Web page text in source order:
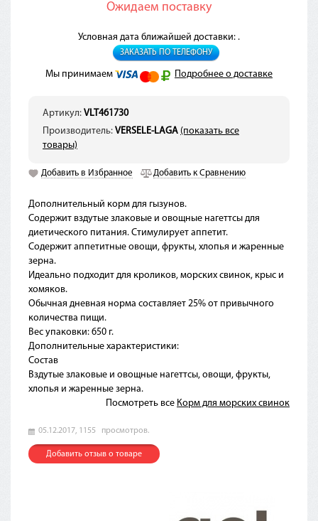
Ожидаем поставку
Условная дата ближайшей доставки: .
ЗАКАЗАТЬ ПО ТЕЛЕФОНУ
Мы принимаем Подробнее о доставке
Артикул: VLT461730
Производитель: VERSELE-LAGA (показать все
товары)
Добавить в Избранное Добавить к Сравнению
Дополнительный корм для гызунов.
Содержит вздутые злаковые и овощные нагеттсы для
диетического питания. Стимулирует аппетит.
Содержит аппетитные овощи, фрукты, хлопья и жаренные
зерна.
Идеально подходит для кроликов, морских свинок, крыс и
хомяков.
Обычная дневная норма составляет 25% от привычного
количества пищи.
Вес упаковки: 650 г.
Дополнительные характеристики:
Состав
Вздутые злаковые и овощные нагеттсы, овощи, фрукты,
хлопья и жаренные зерна.
Посмотреть все Корм для морских свинок
05.12.2017, 1155 просмотров.
Добавить отзыв о товаре